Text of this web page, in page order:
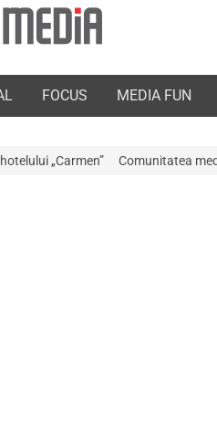
FOCUS MEDIA FUN
Comunitatea medicală a Argeșului